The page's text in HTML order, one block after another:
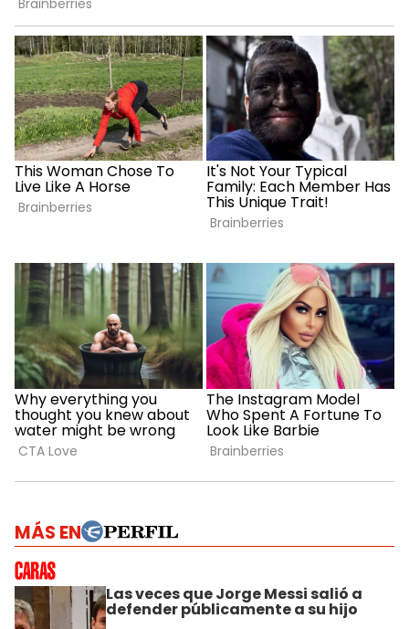
MÁS EN
Las veces que Jorge Messi salió a
defender públicamente a su hijo